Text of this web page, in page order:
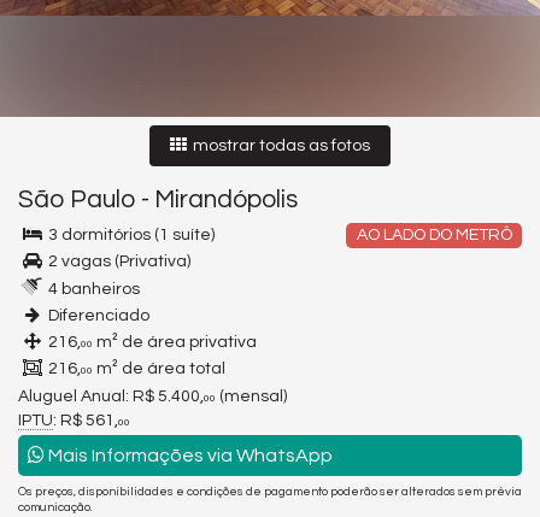
mostrar todas as fotos
São Paulo - Mirandópolis
AO LADO DO METRÔ
3 dormitórios (1 suíte)
2 vagas (Privativa)
4 banheiros
Diferenciado
216,00 m² de área privativa
216,00 m² de área total
Aluguel Anual: R$ 5.400,00 (mensal)
IPTU: R$ 561,00
Mais Informações via WhatsApp
Os preços, disponibilidades e condições de pagamento poderão ser alterados sem prévia
comunicação.